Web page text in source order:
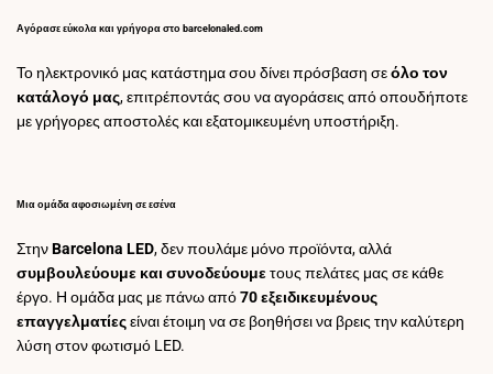
Αγόρασε εύκολα και γρήγορα στο barcelonaled.com
Το ηλεκτρονικό μας κατάστημα σου δίνει πρόσβαση σεόλο τον
κατάλογό μας, επιτρέποντάς σου να αγοράσεις από οπουδήποτε
με γρήγορες αποστολές και εξατομικευμένη υποστήριξη.
Μια ομάδα αφοσιωμένη σε εσένα
ΣτηνBarcelona LED, δεν πουλάμε μόνο προϊόντα, αλλά
συμβουλεύουμε και συνοδεύουμετους πελάτες μας σε κάθε
έργο. Η ομάδα μας με πάνω από70 εξειδικευμένους
επαγγελματίεςείναι έτοιμη να σε βοηθήσει να βρεις την καλύτερη
λύση στον φωτισμό LED.